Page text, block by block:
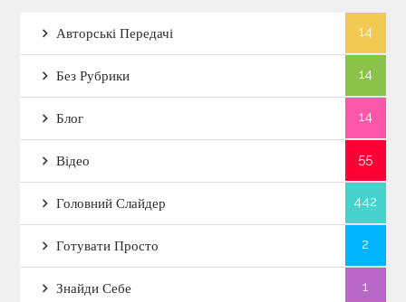
Авторські Передачі 14
Без Рубрики 14
Блог 14
Відео 55
Головний Слайдер 442
Готувати Просто 2
Знайди Себе 1